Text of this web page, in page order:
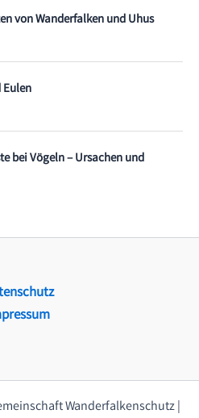
von Wanderfalken und Uhus
bei Vögeln – Ursachen und
Wanderfalkenschutz |